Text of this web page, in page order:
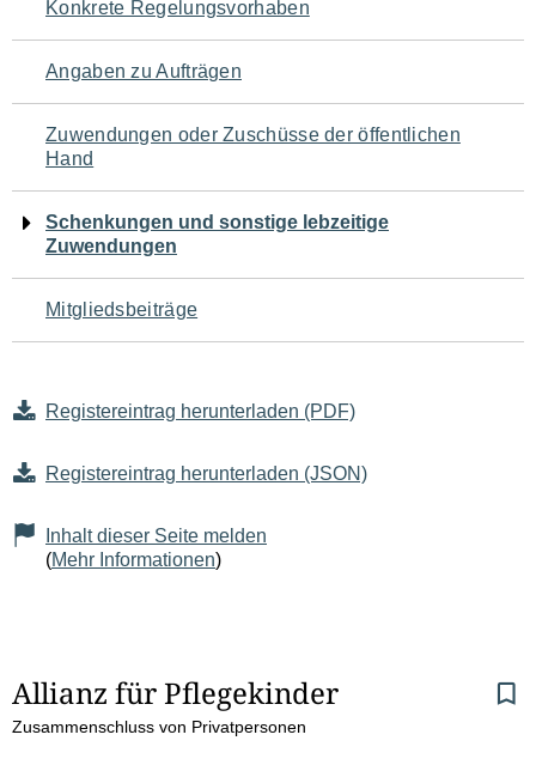
Konkrete Regelungsvorhaben
Angaben zu Aufträgen
Zuwendungen oder Zuschüsse der öffentlichen
Hand
Schenkungen und sonstige lebzeitige
Zuwendungen
Mitgliedsbeiträge
Registereintrag herunterladen (PDF)
Registereintrag herunterladen (JSON)
Inhalt dieser Seite melden
(Mehr Informationen)
S
e
Allianz für Pflegekinder
Zusammenschluss von Privatpersonen